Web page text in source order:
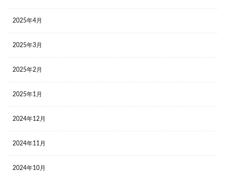
2025年4月
2025年3月
2025年2月
2025年1月
2024年12月
2024年11月
2024年10月